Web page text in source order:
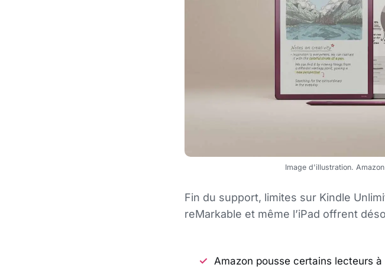
Image d'illustration.
Fin du support, limites sur Kindle
reMarkable et même l’iPad offrent
Amazon pousse certains lecteurs à